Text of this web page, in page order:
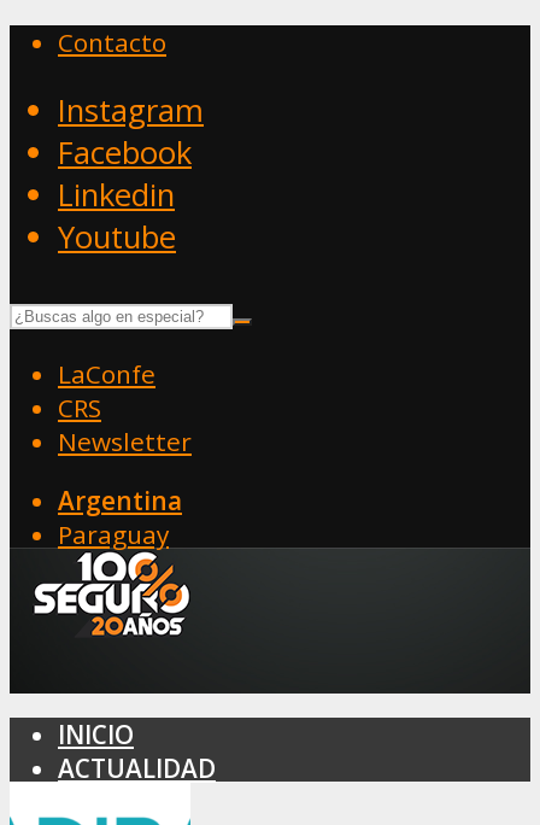
Contacto
Instagram
Facebook
Linkedin
Youtube
LaConfe
CRS
Newsletter
Argentina
Paraguay
INICIO
ACTUALIDAD